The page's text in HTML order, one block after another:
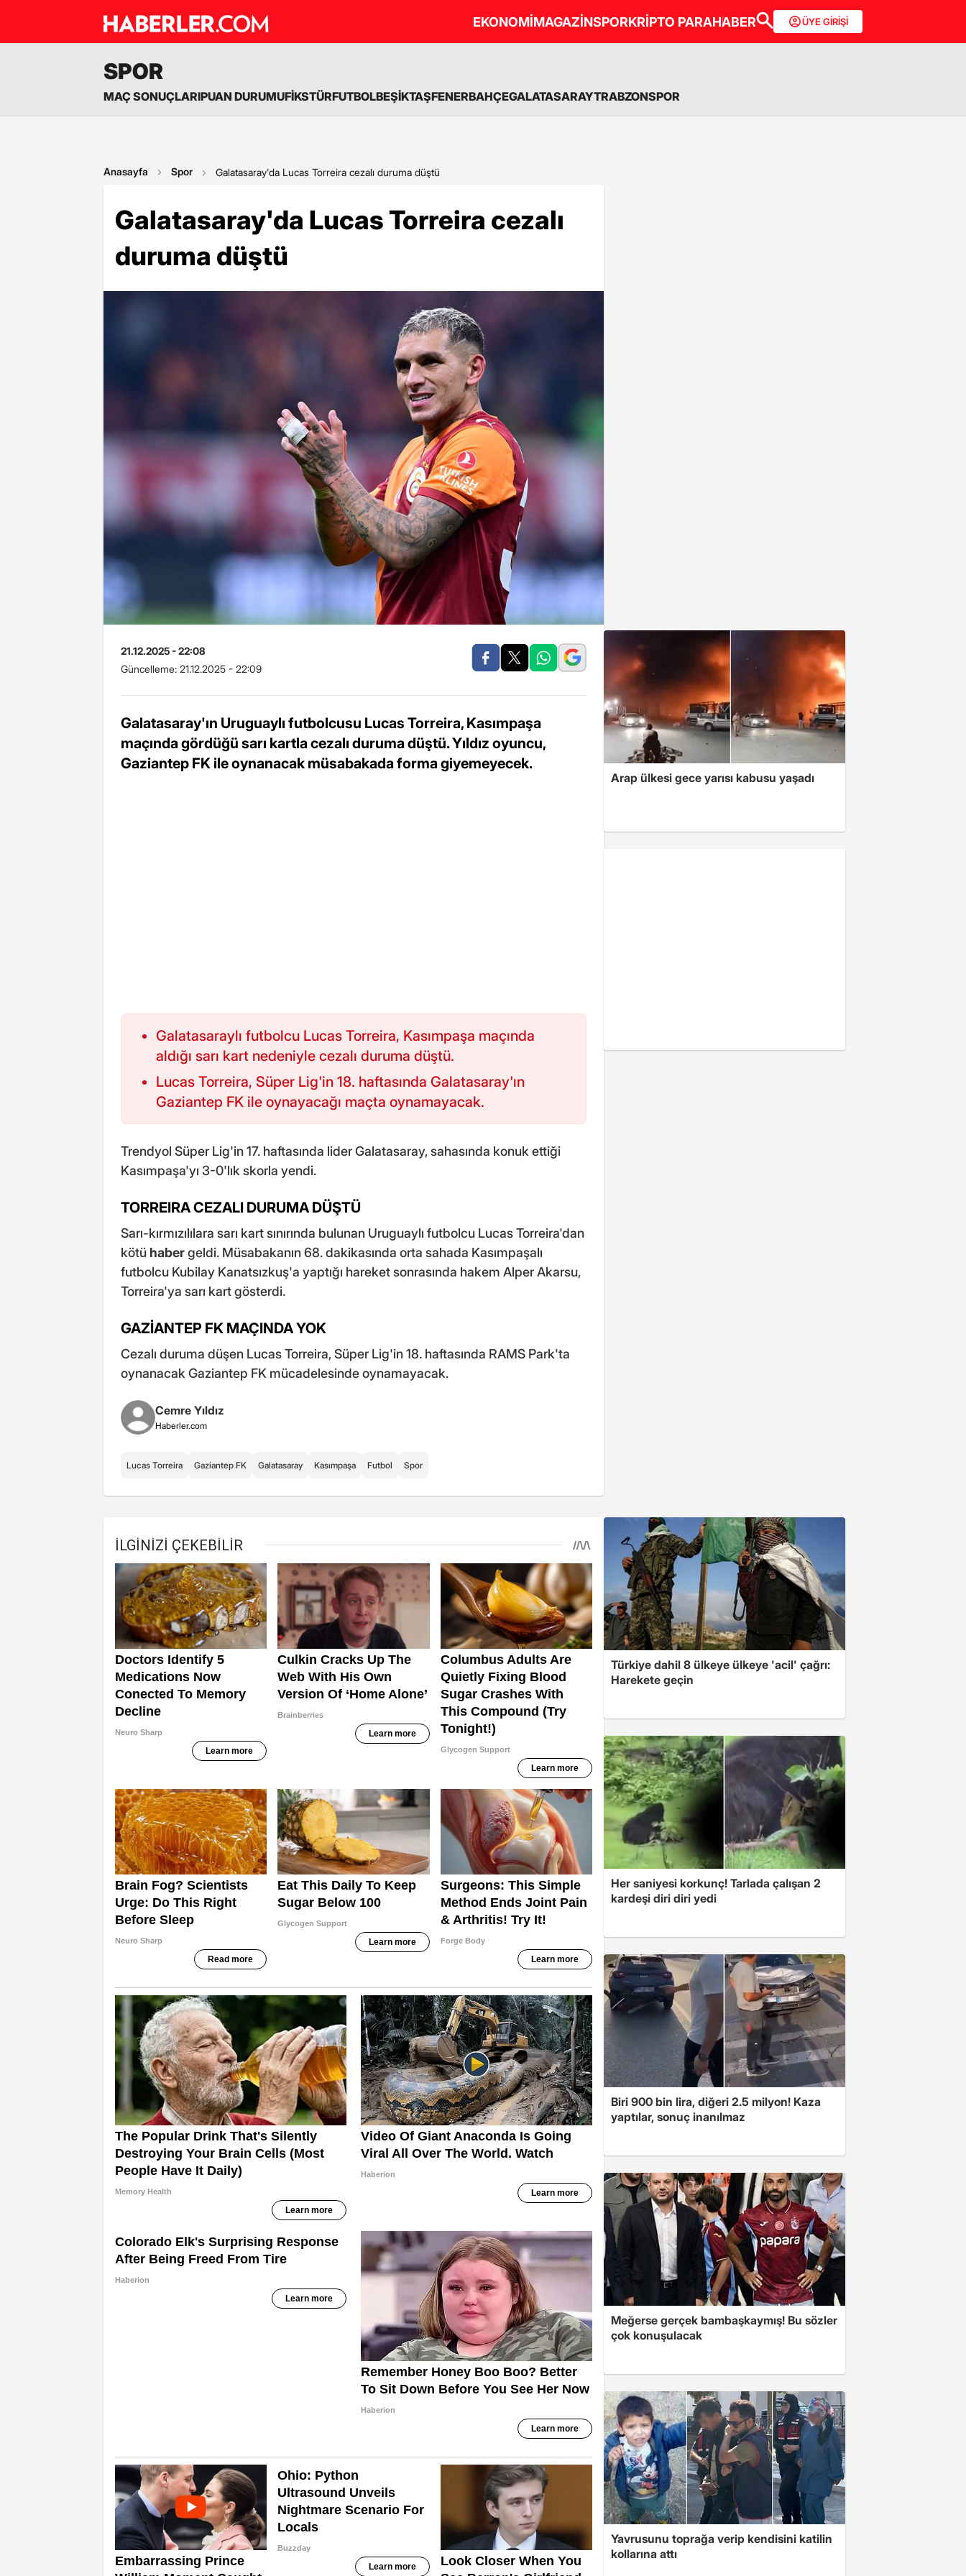
EKONOMİMAGAZİNSPORKRİPTO PARAHABER ÜYE GİRİŞİ
SPOR
MAÇ SONUÇLARIPUAN DURUMUFİKSTÜRFUTBOLBEŞİKTAŞFENERBAHÇEGALATASARAYTRABZONSPOR
Anasayfa Spor Galatasaray'da Lucas Torreira cezalı duruma düştü
Galatasaray'da Lucas Torreira cezalı
duruma düştü
21.12.2025 - 22:08
Güncelleme: 21.12.2025 - 22:09
Galatasaray'ın Uruguaylı futbolcusu Lucas Torreira, Kasımpaşa
maçında gördüğü sarı kartla cezalı duruma düştü. Yıldız oyuncu,
Gaziantep FK ile oynanacak müsabakada forma giyemeyecek.
Galatasaraylı futbolcu Lucas Torreira, Kasımpaşa maçında
aldığı sarı kart nedeniyle cezalı duruma düştü.
Lucas Torreira, Süper Lig'in 18. haftasında Galatasaray'ın
Gaziantep FK ile oynayacağı maçta oynamayacak.
Trendyol Süper Lig'in 17. haftasında lider Galatasaray, sahasında konuk ettiği
Kasımpaşa'yı 3-0'lık skorla yendi.
TORREIRA CEZALI DURUMA DÜŞTÜ
Sarı-kırmızılılara sarı kart sınırında bulunan Uruguaylı futbolcu Lucas Torreira'dan
kötü habergeldi. Müsabakanın 68. dakikasında orta sahada Kasımpaşalı
futbolcu Kubilay Kanatsızkuş'a yaptığı hareket sonrasında hakem Alper Akarsu,
Torreira'ya sarı kart gösterdi.
GAZİANTEP FK MAÇINDA YOK
Cezalı duruma düşen Lucas Torreira, Süper Lig'in 18. haftasında RAMS Park'ta
oynanacak Gaziantep FK mücadelesinde oynamayacak.
Cemre Yıldız
Haberler.com
Lucas Torreira Gaziantep FK Galatasaray Kasımpaşa Futbol Spor
Arap ülkesi gece yarısı kabusu yaşadı
Türkiye dahil 8 ülkeye ülkeye 'acil' çağrı:
Harekete geçin
Her saniyesi korkunç! Tarlada çalışan 2
kardeşi diri diri yedi
Biri 900 bin lira, diğeri 2.5 milyon! Kaza
yaptılar, sonuç inanılmaz
Meğerse gerçek bambaşkaymış! Bu sözler
çok konuşulacak
Yavrusunu toprağa verip kendisini katilin
kollarına attı